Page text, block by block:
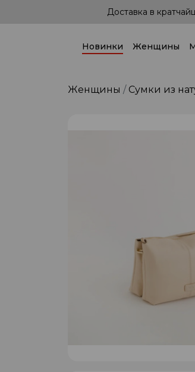
Доставка в
Новинки Женщины
Женщины Сумки из